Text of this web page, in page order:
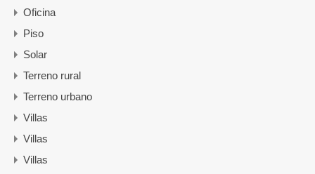
Oficina
Piso
Solar
Terreno rural
Terreno urbano
Villas
Villas
Villas